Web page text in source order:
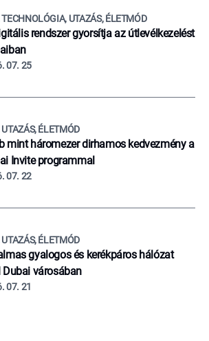
TECHNOLÓGIA, UTAZÁS, ÉLETMÓD
rendszer gyorsítja az útlevélkezelést
07. 25
UTAZÁS, ÉLETMÓD
mint háromezer dirhamos kedvezmény a
Invite programmal
07. 22
UTAZÁS, ÉLETMÓD
gyalogos és kerékpáros hálózat
Dubai városában
07. 21